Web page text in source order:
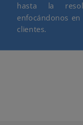
hasta la
enfocándonos
clientes.